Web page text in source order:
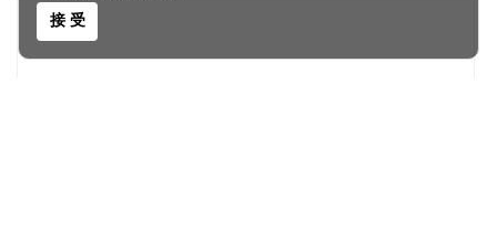
接 受